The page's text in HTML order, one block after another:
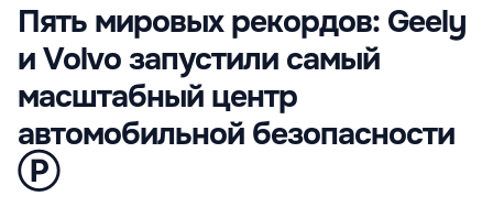
Пять мировых рекордов: Geely
и Volvo запустили самый
масштабный центр
автомобильной безопасности
Ⓟ